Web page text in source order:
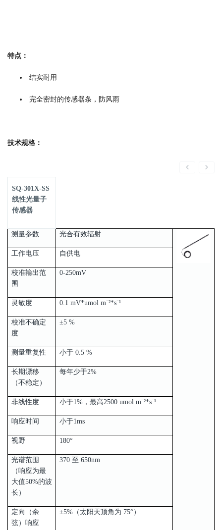
特点：
结实耐用
完全密封的传感器条，防风雨
技术规格：
SQ-301X-SS
线性光量子
传感器
测量参数 光合有效辐射
工作电压 自供电
校准输出范
围
0-250mV
灵敏度 0.1 mV*umol m⁻²*s⁻¹
校准不确定
度
±5 %
测量重复性 小于 0.5 %
长期漂移
（不稳定）
每年少于2%
非线性度 小于1%，最高2500 umol m⁻²*s⁻¹
响应时间 小于1ms
视野 180°
光谱范围
（响应为最
大值50%的波
长）
370 至 650nm
定向（余
弦）响应
±5%（太阳天顶角为 75°）